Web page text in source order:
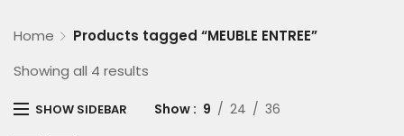
Home
Products tagged “MEUBLE ENTREE”
Showing all 4 results
SHOW SIDEBAR Show 9 24 36